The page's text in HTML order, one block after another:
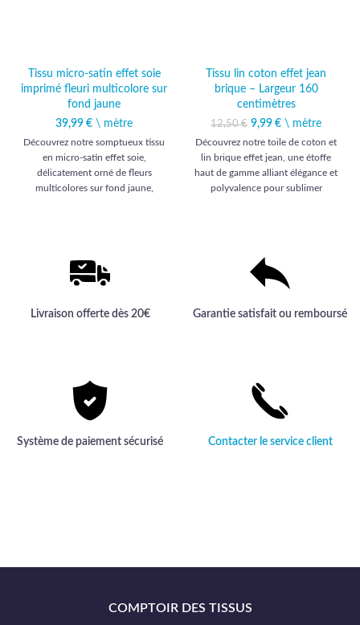
Tissu micro-satin effet soie
imprimé fleuri multicolore sur
fond jaune
39,99 € \ mètre
Découvrez notre somptueux tissu
en micro-satin effet soie,
délicatement orné de fleurs
multicolores sur fond jaune,
Tissu lin coton effet jean
brique – Largeur 160
centimètres
12,50€ Le prix initial était :
12,50 €.
9,99 € Le prix actuel
est : 9,99 €.
\ mètre
Découvrez notre toile de coton et
lin brique effet jean, une étoffe
haut de gamme alliant élégance et
polyvalence pour sublimer
Livraison offerte dès 20€ Garantie satisfait ou remboursé
Système de paiement sécurisé Contacter le service client
COMPTOIR DES TISSUS